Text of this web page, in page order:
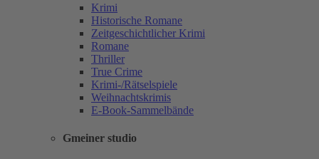
Krimi
Historische Romane
Zeitgeschichtlicher Krimi
Romane
Thriller
True Crime
Krimi-/Rätselspiele
Weihnachtskrimis
E-Book-Sammelbände
Gmeiner studio